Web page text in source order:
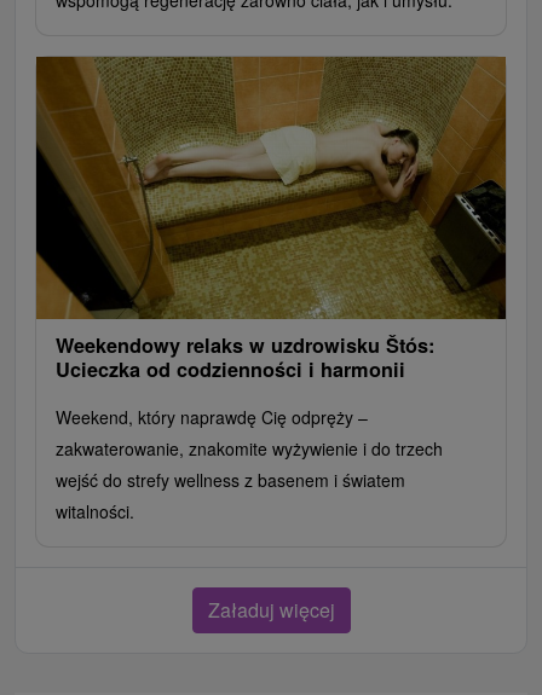
Weekendowy relaks w uzdrowisku Štós:
Ucieczka od codzienności i harmonii
Weekend, który naprawdę Cię odpręży –
zakwaterowanie, znakomite wyżywienie i do trzech
wejść do strefy wellness z basenem i światem
witalności.
Załaduj więcej